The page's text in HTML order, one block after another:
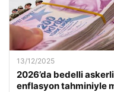
13/12/2025
2026’da bedelli
enflasyon tahminiyle